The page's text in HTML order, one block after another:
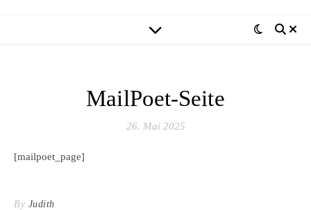
MailPoet-Seite
26. Mai 2025
[mailpoet_page]
By Judith